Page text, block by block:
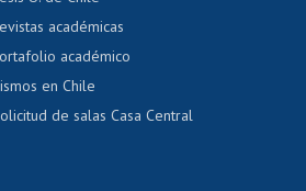
Denuncias administrativas
académicas
académico
en Chile
de salas Casa Central